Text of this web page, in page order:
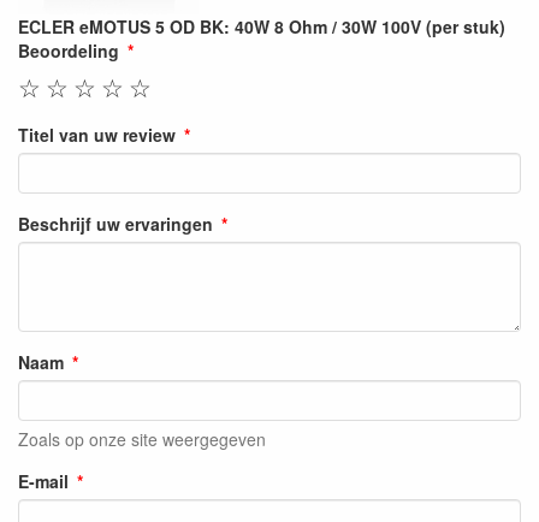
ECLER eMOTUS 5 OD BK: 40W 8 Ohm / 30W 100V (per stuk)
Beoordeling
☆
☆
☆
☆
☆
Titel van uw review
Beschrijf uw ervaringen
Naam
Zoals op onze site weergegeven
E-mail